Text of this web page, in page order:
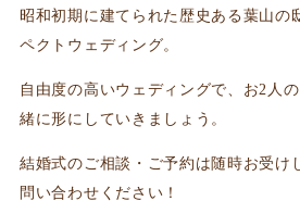
昭和初期に建てられた歴史ある葉山の
ペクトウェディング。
自由度の高いウェディングで、お2人
緒に形にしていきましょう。
結婚式のご相談・ご予約は随時お受け
問い合わせください！